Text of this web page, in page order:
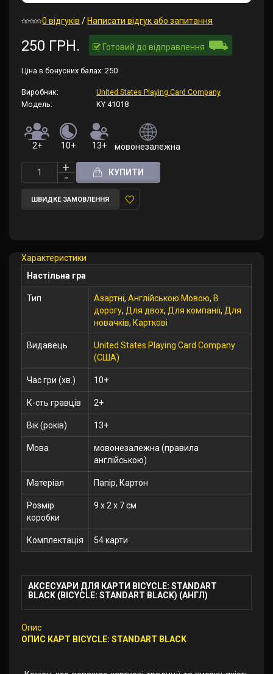
0 відгуків / Написати відгук або запитання
250 ГРН. Готовий до відправлення ⛟
Ціна в бонусних балах: 250
Виробник:
United States Playing Card Company
Модель:
KY 41018
2+ 10+ 13+ мовонезалежна (правила
КУПИТИ
ШВИДКЕ ЗАМОВЛЕННЯ
Характеристики
Настільна гра
Тип Азартні, Англійською Мовою, В
дорогу, Для двох, Для компанії, Для
новачків, Карткові
Видавець
United States Playing Card Company
(США)
Час гри (хв.) 10+
К-сть гравців 2+
Вік (років) 13+
Мова
мовонезалежна (правила
англійською)
Матеріал Папір, Картон
Розмір
коробки
9 x 2 x 7 см
Комплектація 54 карти
АКСЕСУАРИ ДЛЯ КАРТИ BICYCLE: STANDART
BLACK (BICYCLE: STANDART BLACK) (АНГЛ)
Опис
ОПИС КАРТ BICYCLE: STANDART BLACK